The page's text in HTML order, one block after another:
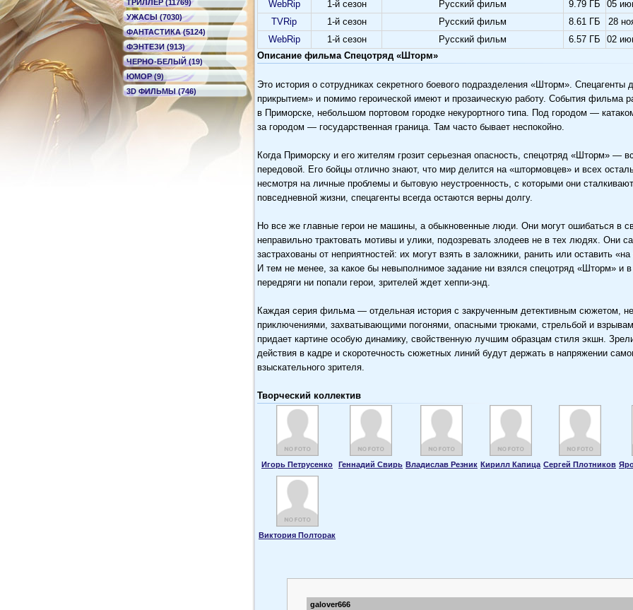
ТРИЛЛЕР (11769)
УЖАСЫ (7030)
ФАНТАСТИКА (5124)
ФЭНТЕЗИ (913)
ЧЕРНО-БЕЛЫЙ (19)
ЮМОР (9)
3D ФИЛЬМЫ (746)
WebRip
1-й сезон Русский фильм 9.79 ГБ 05
TVRip
1-й сезон Русский фильм 8.61 ГБ 28
WebRip
1-й сезон Русский фильм 6.57 ГБ 02
Описание фильма Спецотряд «Шторм»
Это история о сотрудниках секретного боевого подразделения «Шторм». Спецагенты
прикрытием» и помимо героической имеют и прозаическую работу. События фильма
в Приморске, небольшом портовом городке некурортного типа. Под городом —
за городом — государственная граница. Там часто бывает неспокойно.
Когда Приморску и его жителям грозит серьезная опасность, спецотряд «Шторм» —
передовой. Его бойцы отлично знают, что мир делится на «штормовцев» и всех
несмотря на личные проблемы и бытовую неустроенность, с которыми они
повседневной жизни, спецагенты всегда остаются верны долгу.
Но все же главные герои не машины, а обыкновенные люди. Они могут ошибаться в
неправильно трактовать мотивы и улики, подозревать злодеев не в тех людях. Они
застрахованы от неприятностей: их могут взять в заложники, ранить или оставить
И тем не менее, за какое бы невыполнимое задание ни взялся спецотряд «Шторм» и
передряги ни попали герои, зрителей ждет хеппи-энд.
Каждая серия фильма — отдельная история с закрученным детективным сюжетом,
приключениями, захватывающими погонями, опасными трюками, стрельбой и
придает картине особую динамику, свойственную лучшим образцам стиля экшн.
действия в кадре и скоротечность сюжетных линий будут держать в напряжении
взыскательного зрителя.
Творческий коллектив
Игорь Петрусенко Геннадий Свирь Владислав Резник Кирилл Капица Сергей Плотников
Виктория Полторак
galover666